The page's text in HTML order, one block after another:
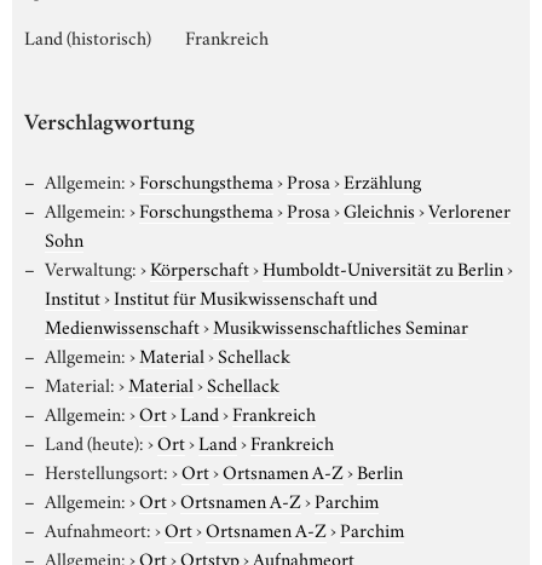
Land (historisch) Frankreich
Verschlagwortung
Allgemein:›Forschungsthema›Prosa›Erzählung
Allgemein:›Forschungsthema›Prosa›Gleichnis›Verlorener
Sohn
Verwaltung:›Körperschaft›Humboldt-Universität zu Berlin›
Institut›Institut für Musikwissenschaft und
Medienwissenschaft›Musikwissenschaftliches Seminar
Allgemein:›Material›Schellack
Material:›Material›Schellack
Allgemein:›Ort›Land›Frankreich
Land (heute):›Ort›Land›Frankreich
Herstellungsort:›Ort›Ortsnamen A-Z›Berlin
Allgemein:›Ort›Ortsnamen A-Z›Parchim
Aufnahmeort:›Ort›Ortsnamen A-Z›Parchim
Allgemein:›Ort›Ortstyp›Aufnahmeort